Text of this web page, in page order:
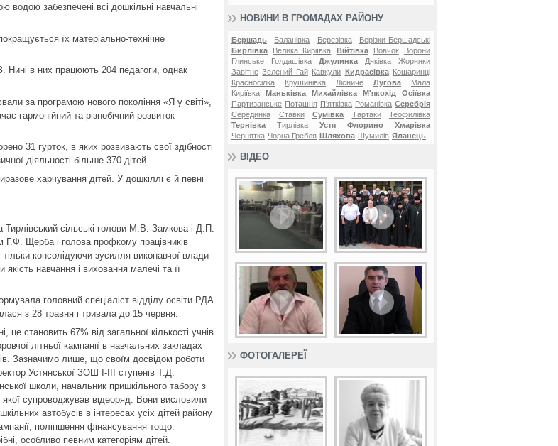
водою забезпечені всі дошкільні навчальні
їх матеріально-технічне
Нині в них працюють 204 педагоги, однак
за програмою нового покоління «Я у світі»,
гармонійний та різнобічний розвиток
31 гурток, в яких розвивають свої здібності
діяльності більше 370 дітей.
харчування дітей. У дошкіллі є й певні
Тирлівський сільські голови М.В. Замкова і Д.П.
Г.Ф. Щерба і голова профкому працівників
консолідуючи зусилля виконавчої влади
якість навчання і виховання малечі та її
головний спеціаліст відділу освіти РДА
з 28 травня і тривала до 15 червня.
становить 67% від загальної кількості учнів
літньої кампанії в навчальних закладах
Зазначимо лише, що своїм досвідом роботи
Устянської ЗОШ І-ІІІ ступенів Т.Д.
школи, начальник пришкільного табору з
супроводжував відеоряд. Вони висловили
автобусів в інтересах усіх дітей району
поліпшення фінансування тощо.
особливо певним категоріям дітей.
НОВИНИ В ГРОМАДАХ РАЙОНУ
Бершадь Баланівка Березівка
Берізки-Бершадські
Бирлівка
Велика Киріївка Війтівка Вовчок
Ворони
Глинське
Голдашівка Джулинка Дяківка
Жорняки
Завітне Зелений Гай Кавкули Кидрасівка
Кошаринці
Красносілка
Крушинівка Лісниче Лугова
Мала
Киріївка
Маньківка Михайлівка М'якохід
Осіївка
Партизанське Поташня П'ятківка Романівка Серебрія
Серединка
Ставки Сумівка Тартаки
Теофилівка
Тернівка
Тирлівка Устя Флорино
Хмарівка
Чернятка Чорна Гребля Шляхова Шумилів Яланець
ВІДЕО
ФОТОГАЛЕРЕЇ